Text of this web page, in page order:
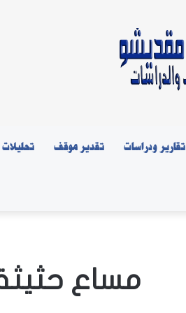
تقارير ودراسات تقدير موقف تحليلات
مساع